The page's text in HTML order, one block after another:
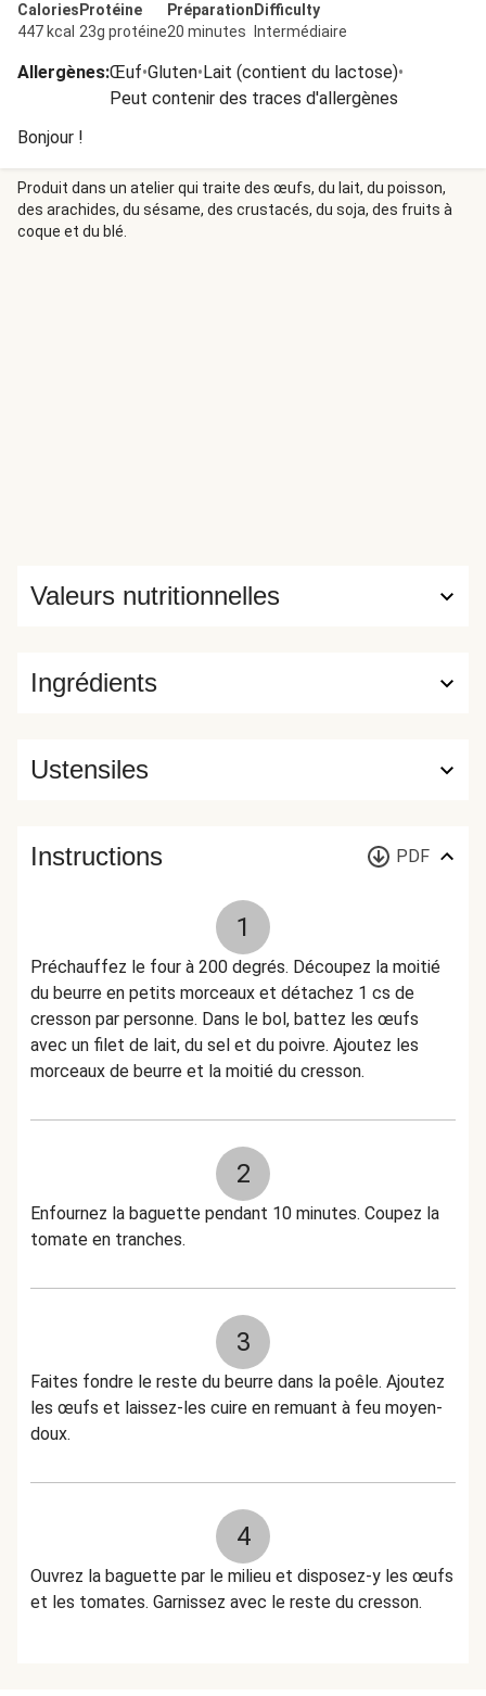
Calories
447 kcal
Protéine
23g protéine
Préparation
20 minutes
Difficulty
Intermédiaire
Allergènes:Œuf•Gluten•Lait (contient du lactose)•
Peut contenir des traces d'allergènes
Bonjour !
Produit dans un atelier qui traite des œufs, du lait, du poisson,
des arachides, du sésame, des crustacés, du soja, des fruits à
coque et du blé.
Ingrédients
Valeurs nutritionnelles
Ustensiles
Instructions PDF
1
Préchauffez le four à 200 degrés. Découpez la moitié
du beurre en petits morceaux et détachez 1 cs de
cresson par personne. Dans le bol, battez les œufs
avec un filet de lait, du sel et du poivre. Ajoutez les
morceaux de beurre et la moitié du cresson.
2
Enfournez la baguette pendant 10 minutes. Coupez la
tomate en tranches.
3
Faites fondre le reste du beurre dans la poêle. Ajoutez
les œufs et laissez-les cuire en remuant à feu moyen-
doux.
4
Ouvrez la baguette par le milieu et disposez-y les œufs
et les tomates. Garnissez avec le reste du cresson.